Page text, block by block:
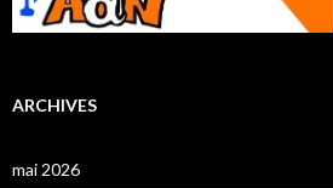
ARCHIVES
mai 2026